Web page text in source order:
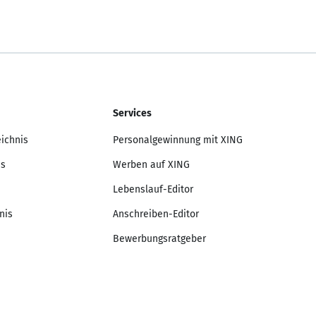
Services
Personalgewinnung mit XING
Werben auf XING
Lebenslauf-Editor
Anschreiben-Editor
Bewerbungsratgeber